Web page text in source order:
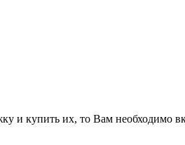
и купить их, то Вам необходимо